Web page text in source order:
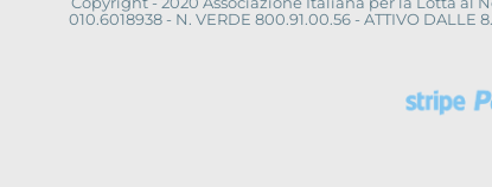
010.6018938 - N. VERDE 800.91.00.56 - ATTIVO DALLE